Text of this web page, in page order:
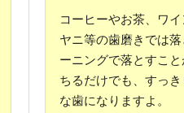
コーヒーやお茶、ワ
ヤニ等の歯磨きでは
ーニングで落とすこ
ちるだけでも、すっ
な歯になりますよ。